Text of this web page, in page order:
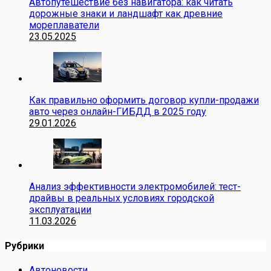
Автопутешествие без навигатора: как читать
дорожные знаки и ландшафт как древние
мореплаватели
23.05.2025
Как правильно оформить договор купли-продажи
авто через онлайн-ГИБДД в 2025 году
29.01.2026
Анализ эффективности электромобилей: тест-
драйвы в реальных условиях городской
эксплуатации
11.03.2026
Рубрики